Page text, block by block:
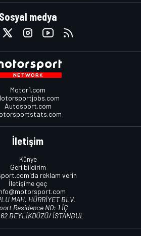
Sosyal medya
Motor1.com
Autosport.com
İletişim
Künye
Geri bildirim
reklam verin
İletişime geç
MAH. HÜRRİYET BLV.
Residence NO: 1 İÇ
BEYLİKDÜZÜ/ İSTANBUL